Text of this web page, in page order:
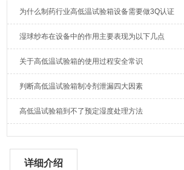
为什么制药行业高低温试验箱设备需要做3Q认证
湿球纱布在设备中的作用主要表现为以下几点
关于高低温试验箱的使用过程安全常识
判断高低温试验箱制冷剂泄漏四大因素
高低温试验箱到不了预定湿度处理方法
详细介绍